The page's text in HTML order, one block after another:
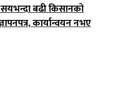
बढी किसानको
कार्यान्वयन नभए